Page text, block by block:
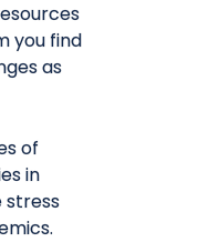
you find
as
of
in
stress